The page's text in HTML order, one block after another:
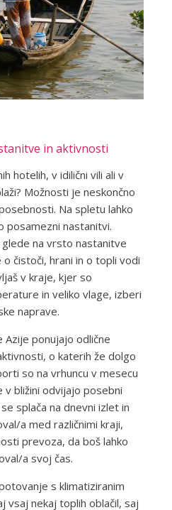
in aktivnosti
hotelih, v idilični vili ali v
Možnosti je neskončno
Na spletu lahko
posamezni nastanitvi.
na vrsto nastanitve
čistoči, hrani in o topli vodi
v kraje, kjer so
in veliko vlage, izberi
naprave.
Azije ponujajo odlične
o katerih že dolgo
so na vrhuncu v mesecu
bližini odvijajo posebni
splača na dnevni izlet in
a med različnimi kraji,
prevoza, da boš lahko
a svoj čas.
s klimatiziranim
vsaj nekaj toplih oblačil, saj